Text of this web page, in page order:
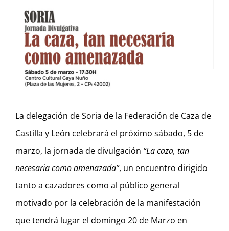
imagen
más
grande
La delegación de Soria de la Federación de Caza de
Castilla y León celebrará el próximo sábado, 5 de
marzo, la jornada de divulgación “La caza, tan
necesaria como amenazada”, un encuentro dirigido
tanto a cazadores como al público general
motivado por la celebración de la manifestación
que tendrá lugar el domingo 20 de Marzo en